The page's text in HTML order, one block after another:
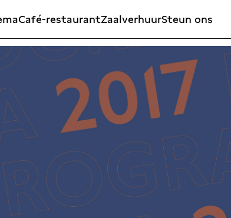
Café-restaurantZaalverhuurSteun ons